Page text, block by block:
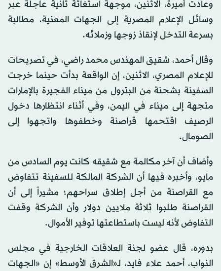
وعادت أميرة، الاثنين، موجهة استغاثة ثانية عاجلة عبر
وسائل الإعلام المصرية إلى الجهات المعنية، مطالبة
بسرعة التدخل لإنقاذ زوجها وزملائه.
وقال أحمد، شقيق المهندس محمد راضي، في تصريحات
للإعلام المصري، الاثنين، إن الواقعة بدأت حينما خرجت
السفينة بشحنة من البترول من ميناء الفجيرة بالإمارات
متجهة إلى ميناء في اليمن، وفي أثناء انتظارها دخول
الرصيف اقتحمها قراصنة وخطفوها واتجهوا إلى
الصومال.
وأضاف أن آخر مكالمة مع شقيقه كانت يوم السادس من
مايو، وأخبره فيها أن الشركة المالكة للسفينة تتفاوض
مع القراصنة من أجل إطلاق سراحهم؛ مشيراً إلى أن
القراصنة طلبوا ثلاثة ملايين دولار وأن الشركة وقفت
التفاوض لأنه ليست باستطاعتها توفير الأموال.
بدوره، قال عضو لجنة العلاقات الخارجية في مجلس
النواب، أحمد علاء فايد، لـ«الشرق الأوسط» إن «الجهات